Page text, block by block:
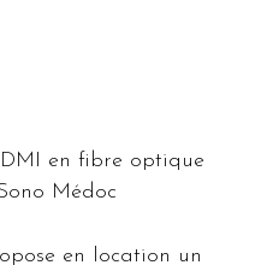
en fibre optique
Médoc
en location un